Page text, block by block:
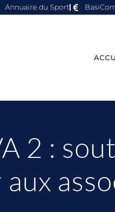
Annuaire du Sport
2 :